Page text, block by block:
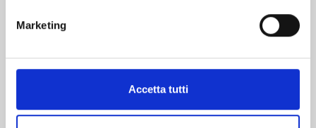
Marketing
Accetta tutti
Mostra tutto